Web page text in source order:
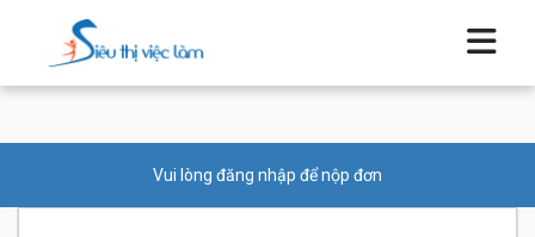
Vui lòng đăng nhập để nộp đơn